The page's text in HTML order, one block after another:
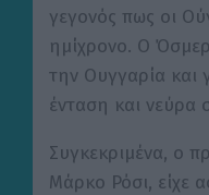
γεγονός πως οι
ημίχρονο. Ο
την Ουγγαρία και
ένταση και νεύρα
Συγκεκριμένα, ο
Μάρκο Ρόσι, είχε